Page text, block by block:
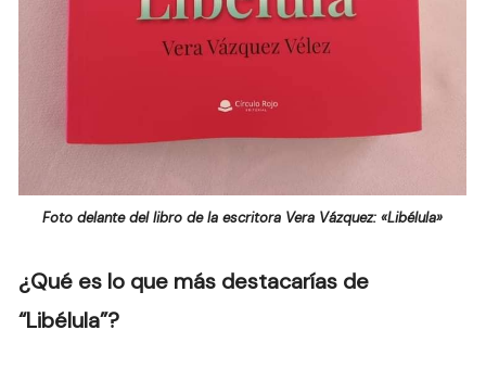
Foto delante del libro de la escritora Vera Vázquez: «Libélula»
¿Qué es lo que más destacarías de
“Libélula”?